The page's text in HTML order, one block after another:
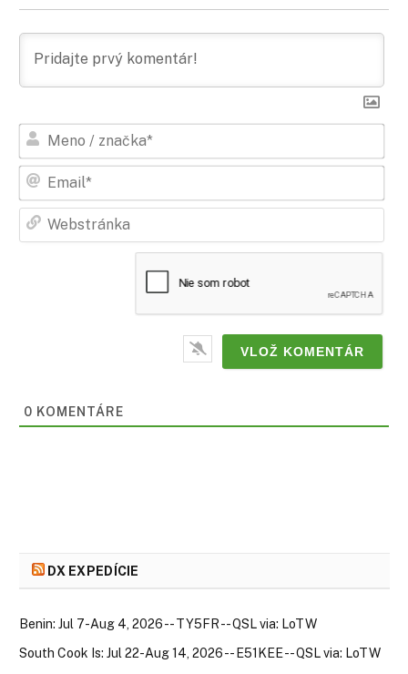
0 KOMENTÁRE
DX EXPEDÍCIE
Benin: Jul 7-Aug 4, 2026 -- TY5FR -- QSL via: LoTW
South Cook Is: Jul 22-Aug 14, 2026 -- E51KEE -- QSL via: LoTW